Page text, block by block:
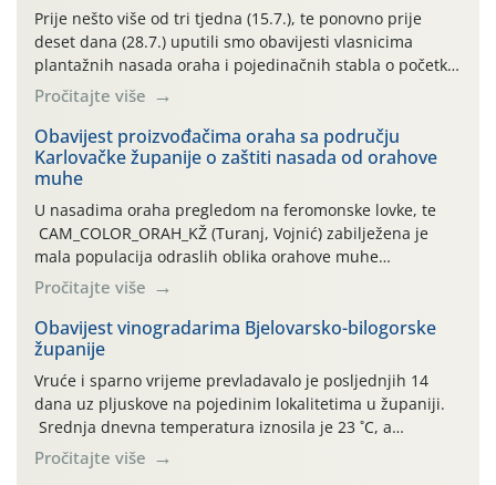
Prije nešto više od tri tjedna (15.7.), te ponovno prije
deset dana (28.7.) uputili smo obavijesti vlasnicima
plantažnih nasada oraha i pojedinačnih stabla o početku
leta i ovogodišnjoj potrebi usmjerenog suzbijanja
orahove muhe (Rhagoletis completa)! Već dvanaest dana
traje drugi ovogodišnji “toplinski udar”, koji naročito
izražen zadnja šest dana (31.7.-05.8.), jer najviše
temperature zraka svakodnevno […]
Pročitajte više
Obavijest proizvođačima oraha sa području
Karlovačke županije o zaštiti nasada od orahove
muhe
U nasadima oraha pregledom na feromonske lovke, te
CAM_COLOR_ORAH_KŽ (Turanj, Vojnić) zabilježena je
mala populacija odraslih oblika orahove muhe
(Rhagoletis completa). Niska brojnost može se objasniti
činjenicom da je riječ o mladim nasadima s vrlo malim
urodom, što je povezano i s manjim brojem prezimjelih
jedinki. U starijim nasadima, na žutim ljepljivim Rebell
pločama s […]
Pročitajte više
Obavijest vinogradarima Bjelovarsko-bilogorske
županije
Vruće i sparno vrijeme prevladavalo je posljednjih 14
dana uz pljuskove na pojedinim lokalitetima u županiji.
Srednja dnevna temperatura iznosila je 23 ˚C, a
maksimalne su posljednjih dana dosezale do 35 ˚C.
Simptome plamenjače vinove loze (Plasmoparas
Pročitajte više